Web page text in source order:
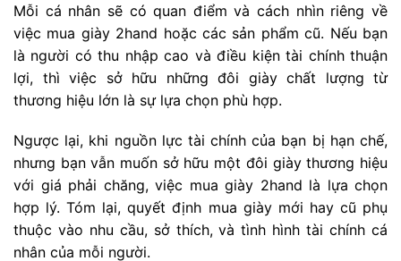
Mỗi cá nhân sẽ có quan điểm và cách nhìn riêng về
việc mua giày 2hand hoặc các sản phẩm cũ. Nếu bạn
là người có thu nhập cao và điều kiện tài chính thuận
lợi, thì việc sở hữu những đôi giày chất lượng từ
thương hiệu lớn là sự lựa chọn phù hợp.
Ngược lại, khi nguồn lực tài chính của bạn bị hạn chế,
nhưng bạn vẫn muốn sở hữu một đôi giày thương hiệu
với giá phải chăng, việc mua giày 2hand là lựa chọn
hợp lý. Tóm lại, quyết định mua giày mới hay cũ phụ
thuộc vào nhu cầu, sở thích, và tình hình tài chính cá
nhân của mỗi người.